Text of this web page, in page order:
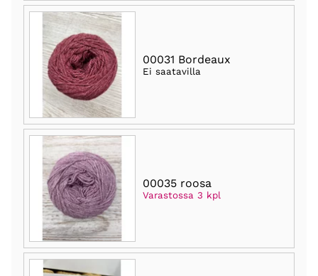
00031 Bordeaux
Ei saatavilla
00035 roosa
Varastossa 3 kpl